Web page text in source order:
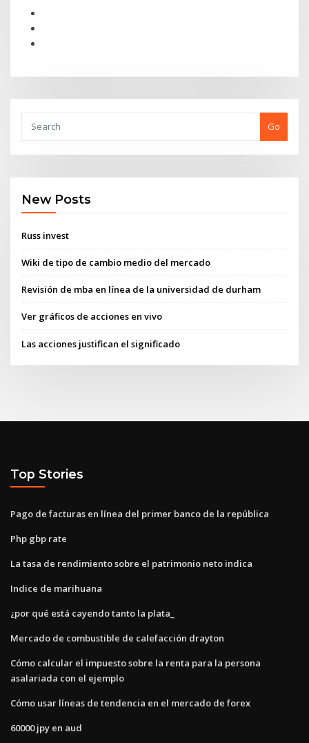
Go
New Posts
Russ invest
Wiki de tipo de cambio medio del mercado
Revisión de mba en línea de la universidad de durham
Ver gráficos de acciones en vivo
Las acciones justifican el significado
Top Stories
Pago de facturas en línea del primer banco de la república
Php gbp rate
La tasa de rendimiento sobre el patrimonio neto indica
Indice de marihuana
¿por qué está cayendo tanto la plata_
Mercado de combustible de calefacción drayton
Cómo calcular el impuesto sobre la renta para la persona
asalariada con el ejemplo
Cómo usar líneas de tendencia en el mercado de forex
60000 jpy en aud